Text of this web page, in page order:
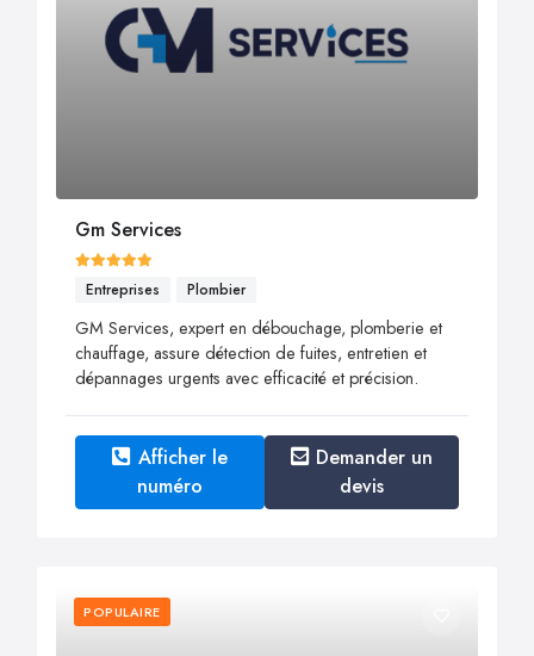
Gm Services
Entreprises Plombier
GM Services, expert en débouchage, plomberie et
chauffage, assure détection de fuites, entretien et
dépannages urgents avec efficacité et précision.
Afficher le
numéro
Demander un
devis
POPULAIRE